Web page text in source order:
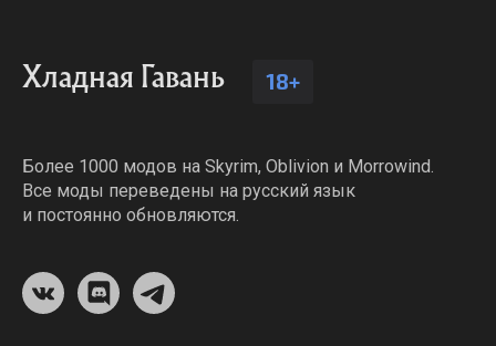
Хладная Гавань 18+
Более 1000 модов на Skyrim, Oblivion и Morrowind.
Все моды переведены на русский язык
и постоянно обновляются.